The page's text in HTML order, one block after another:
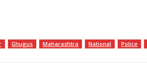
Ghugus Maharashtra National Police